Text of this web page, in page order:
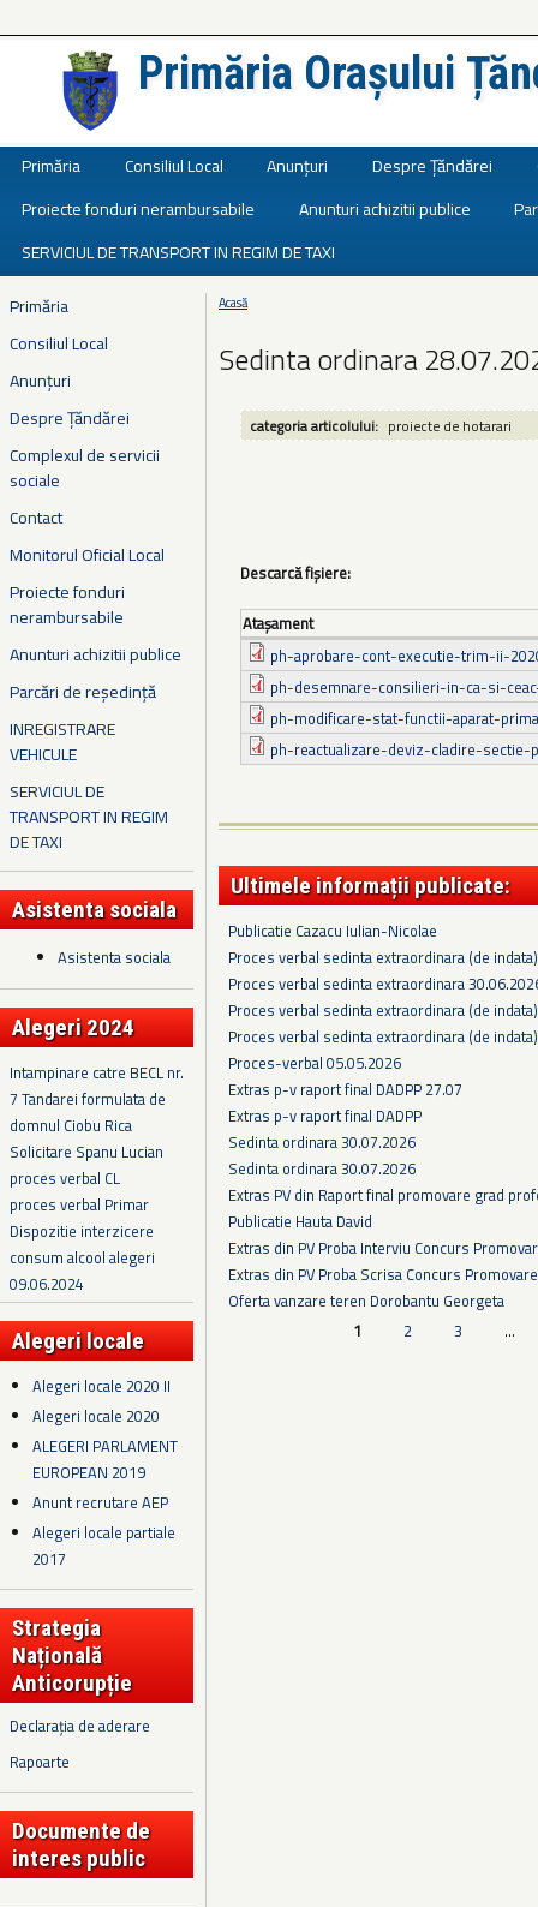
Primăria Orașului
Primăria Consiliul Local Anunțuri Despre Țăndărei
Proiecte fonduri nerambursabile
Anunturi achizitii publice
SERVICIUL DE TRANSPORT IN REGIM DE TAXI
Primăria
Consiliul Local
Anunțuri
Despre Țăndărei
Complexul de servicii
sociale
Contact
Monitorul Oficial Local
Proiecte fonduri
nerambursabile
Anunturi achizitii publice
Parcări de reședință
INREGISTRARE
VEHICULE
SERVICIUL DE
TRANSPORT IN REGIM
DE TAXI
Asistenta sociala
Asistenta sociala
Alegeri 2024
Intampinare catre BECL nr.
7 Tandarei formulata de
domnul Ciobu Rica
Solicitare Spanu Lucian
proces verbal CL
proces verbal Primar
Dispozitie interzicere
consum alcool alegeri
09.06.2024
Alegeri locale
Alegeri locale 2020 II
Alegeri locale 2020
ALEGERI PARLAMENT
EUROPEAN 2019
Anunt recrutare AEP
Alegeri locale partiale
2017
Strategia
Națională
Anticorupție
Declarația de aderare
Rapoarte
Documente de
interes public
Eşti aici
Acasă
Sedinta ordinara
categoria articolului: proiecte de hotarari
Descarcă fișiere:
Ataşament
ph-aprobare-cont-executie-trim-ii-
ph-desemnare-consilieri-in-ca-si-
ph-modificare-stat-functii-aparat-
ph-reactualizare-deviz-cladire-sectie-
Ultimele informații publicate:
Publicatie Cazacu Iulian-Nicolae
Proces verbal sedinta extraordinara (de
Proces verbal sedinta extraordinara
Proces verbal sedinta extraordinara (de
Proces verbal sedinta extraordinara (de
Proces-verbal 05.05.2026
Extras p-v raport final DADPP 27.07
Extras p-v raport final DADPP
Sedinta ordinara 30.07.2026
Sedinta ordinara 30.07.2026
Extras PV din Raport final promovare grad
Publicatie Hauta David
Extras din PV Proba Interviu Concurs
Extras din PV Proba Scrisa Concurs
Oferta vanzare teren Dorobantu Georgeta
1 2 3 …